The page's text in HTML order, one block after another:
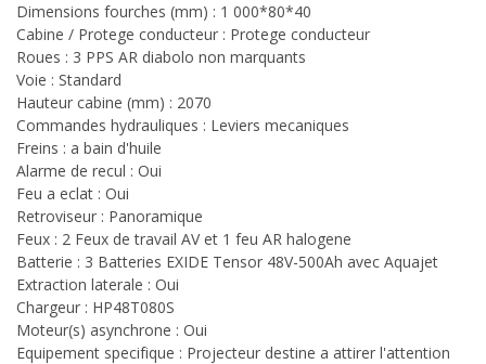
Dimensions fourches (mm) : 1 000*80*40
Cabine / Protege conducteur : Protege conducteur
Roues : 3 PPS AR diabolo non marquants
Voie : Standard
Hauteur cabine (mm) : 2070
Commandes hydrauliques : Leviers mecaniques
Freins : a bain d'huile
Alarme de recul : Oui
Feu a eclat : Oui
Retroviseur : Panoramique
Feux : 2 Feux de travail AV et 1 feu AR halogene
Batterie : 3 Batteries EXIDE Tensor 48V-500Ah avec Aquajet
Extraction laterale : Oui
Chargeur : HP48T080S
Moteur(s) asynchrone : Oui
Equipement specifique : Projecteur destine a attirer l'attention